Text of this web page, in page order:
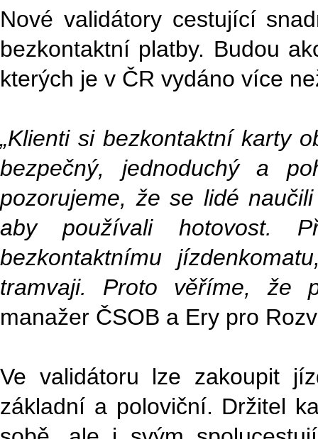
Nové validátory cestující
bezkontaktní platby. Budou
kterých je v ČR vydáno více
„Klienti si bezkontaktní karty
bezpečný, jednoduchý a
pozorujeme, že se lidé
aby používali hotovost.
bezkontaktnímu
tramvaji. Proto věříme, že
manažer ČSOB a Ery pro
Ve validátoru lze zakoupit
základní a poloviční. Držitel